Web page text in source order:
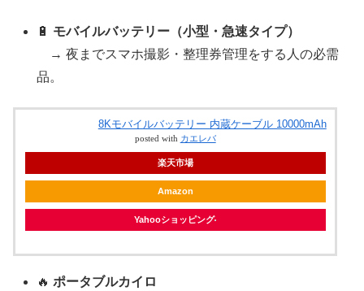
🔋 モバイルバッテリー（小型・急速タイプ）
→ 夜までスマホ撮影・整理券管理をする人の必需
品。
8Kモバイルバッテリー 内蔵ケーブル 10000mAh
posted with カエレバ
楽天市場
Amazon
Yahooショッピング
🔥 ポータブルカイロ